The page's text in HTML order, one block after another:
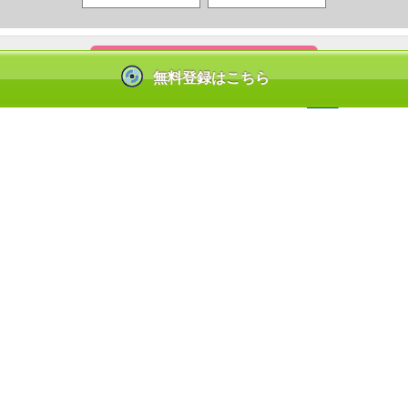
コンテンツを見るには？
無料登録はこちら